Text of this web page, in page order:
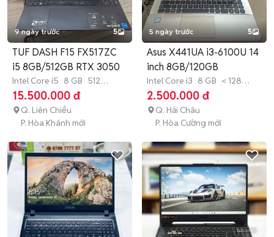
9 ngày trước 5
TUF DASH F15 FX517ZC
i5 8GB/512GB RTX 3050
Intel Core i5 8 GB 512
GB SSD
15.500.000 đ
Q. Liên Chiểu
P. Hòa Khánh mới
5 ngày trước 5
Asus X441UA i3-6100U 14
inch 8GB/120GB
Intel Core i3 8 GB < 128
GB SSD
2.500.000 đ
Q. Hải Châu
P. Hòa Cường mới